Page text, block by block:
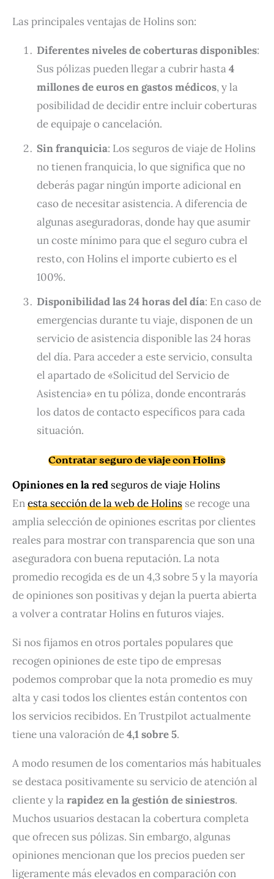
Las principales ventajas de Holins son:
Diferentes niveles de coberturas disponibles:
Sus pólizas pueden llegar a cubrir hasta4
millones de euros en gastos médicos, y la
posibilidad de decidir entre incluir coberturas
de equipaje o cancelación.
Sin franquicia: Los seguros de viaje de Holins
no tienen franquicia, lo que significa que no
deberás pagar ningún importe adicional en
caso de necesitar asistencia. A diferencia de
algunas aseguradoras, donde hay que asumir
un coste mínimo para que el seguro cubra el
resto, con Holins el importe cubierto es el
100%.
Disponibilidad las 24 horas del día: En caso de
emergencias durante tu viaje, disponen de un
servicio de asistencia disponible las 24 horas
del día. Para acceder a este servicio, consulta
el apartado de «Solicitud del Servicio de
Asistencia» en tu póliza, donde encontrarás
los datos de contacto específicos para cada
situación.
Contratar seguro de viaje con Holins
Opinionesen la red seguros de viaje Holins
Enesta sección de la web de Holins se recoge una
amplia selección de opiniones escritas por clientes
reales para mostrar con transparencia que son una
aseguradora con buena reputación. La nota
promedio recogida es de un 4,3 sobre 5 y la mayoría
de opiniones son positivas y dejan la puerta abierta
a volver a contratar Holins en futuros viajes.
Si nos fijamos en otros portales populares que
recogen opiniones de este tipo de empresas
podemos comprobar que la nota promedio es muy
alta y casi todos los clientes están contentos con
los servicios recibidos. En Trustpilot actualmente
tiene una valoración de4,1 sobre 5.
A modo resumen de los comentarios más habituales
se destaca positivamente su servicio de atención al
cliente y larapidez en la gestión de siniestros.
Muchos usuarios destacan la cobertura completa
que ofrecen sus pólizas. Sin embargo, algunas
opiniones mencionan que los precios pueden ser
ligeramente más elevados en comparación con